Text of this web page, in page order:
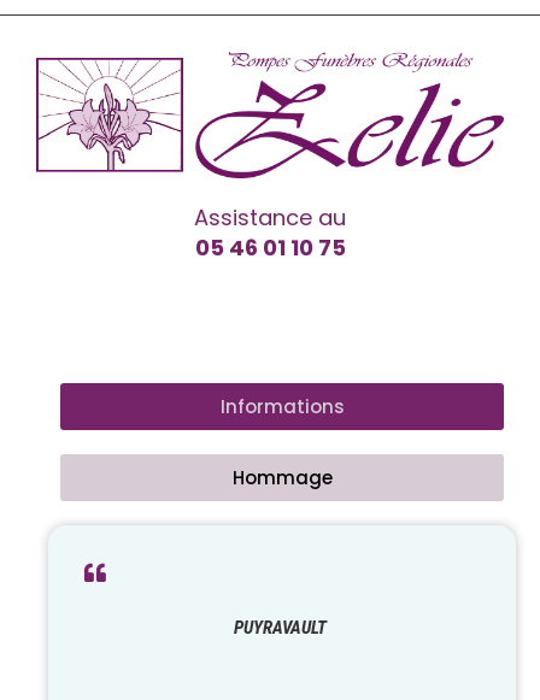
Assistance au
05 46 01 10 75
Informations
Hommage
PUYRAVAULT